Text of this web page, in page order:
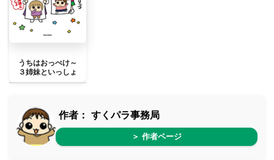
うちはおっぺけ～
３姉妹といっしょ
作者： すくパラ事務局
＞ 作者ページ